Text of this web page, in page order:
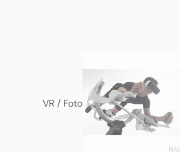
VR / Foto